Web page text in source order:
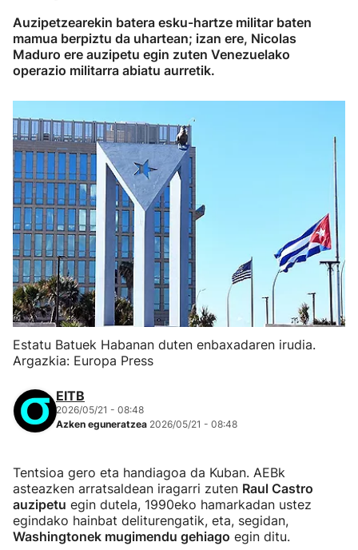
Auzipetzearekin batera esku-hartze militar baten
mamua berpiztu da uhartean; izan ere, Nicolas
Maduro ere auzipetu egin zuten Venezuelako
operazio militarra abiatu aurretik.
Estatu Batuek Habanan duten enbaxadaren irudia.
Argazkia: Europa Press
EITB
2026/05/21 - 08:48
Azken eguneratzea 2026/05/21 - 08:48
Tentsioa gero eta handiagoa da Kuban. AEBk
asteazken arratsaldean iragarri zuten Raul Castro
auzipetu egin dutela, 1990eko hamarkadan ustez
egindako hainbat deliturengatik, eta, segidan,
Washingtonek mugimendu gehiago egin ditu.